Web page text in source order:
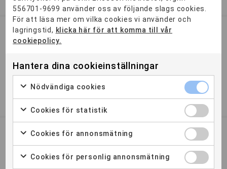
Teknisk förvaltare
Ett spännande yrke väntar dig som teknisk förvaltare. I en av
Sveriges mest dynamiska branscher har du en nyckelroll
för...
2 ÅR STOCKHOLM
Bygglovshandläggare /
Byggnadsinspektör
556701-9699 använder oss av följande slags cookies.
För att läsa mer om vilka cookies vi använder och
lagringstid, klicka här för att komma till vår
cookiepolicy.
Hantera dina cookieinställningar
Nödvändiga cookies
Cookies för statistik
Cookies för annonsmätning
Cookies för personlig annonsmätning